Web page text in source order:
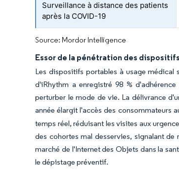
Surveillance à distance des patients
après la COVID-19
Source: Mordor Intelligence
Essor de la pénétration des
Les dispositifs portables à usage
d'iRhythm a enregistré 98 %
perturber le mode de vie. La délivrance
année élargit l'accès des consommateurs
temps réel, réduisant les visites aux
des cohortes mal desservies, signalant
marché de l'Internet des Objets dans la
le dépistage préventif.